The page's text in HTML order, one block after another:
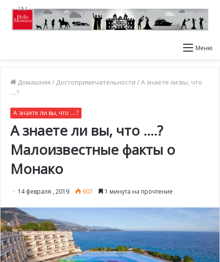
Меню
Домашняя / Достопримечательности /А знаете ли вы, что
....?
А знаете ли вы, что ....?
А знаете ли вы, что ….?
Малоизвестные факты о
Монако
14 февраля , 2019 607 1 минута на прочтение